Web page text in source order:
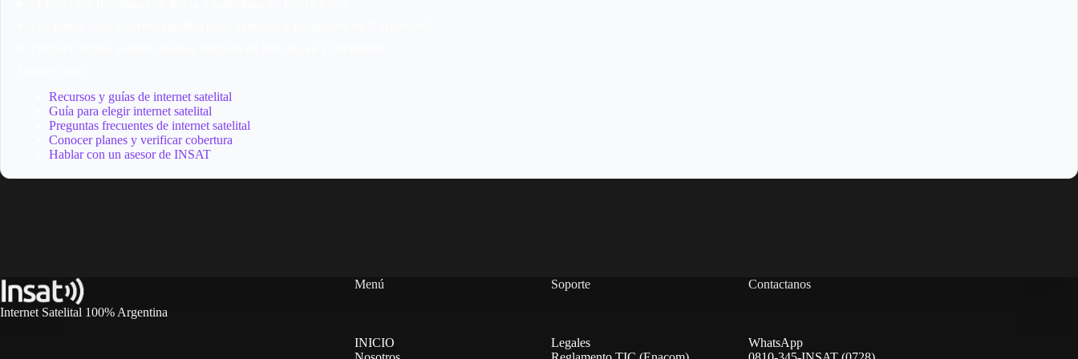
Recursos y guías de internet satelital
Guía para elegir internet satelital
Preguntas frecuentes de internet satelital
Conocer planes y verificar cobertura
Hablar con un asesor de INSAT
Internet Satelital 100% Argentina
Menú
INICIO
Soporte
Legales
Contactanos
WhatsApp